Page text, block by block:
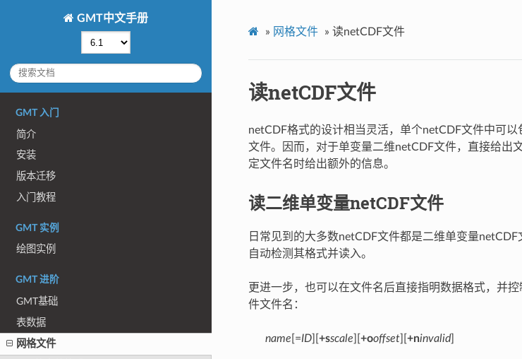
GMT中文手册
GMT 入门
简介
安装
版本迁移
入门教程
GMT 实例
绘图实例
GMT 进阶
GMT基础
表数据
网格文件
» 网格文件 » 读netCDF文件
读netCDF文件
netCDF格式的设计相当灵活，单个netCDF文件中可以
文件。因而，对于单变量二维netCDF文件，直接给出
定文件名时给出额外的信息。
读二维单变量netCDF文件
日常见到的大多数netCDF文件都是二维单变量
自动检测其格式并读入。
更进一步，也可以在文件名后直接指明数据格式，并
件文件名：
name [=ID][ +sscale +ooffset][ +ninvalid]